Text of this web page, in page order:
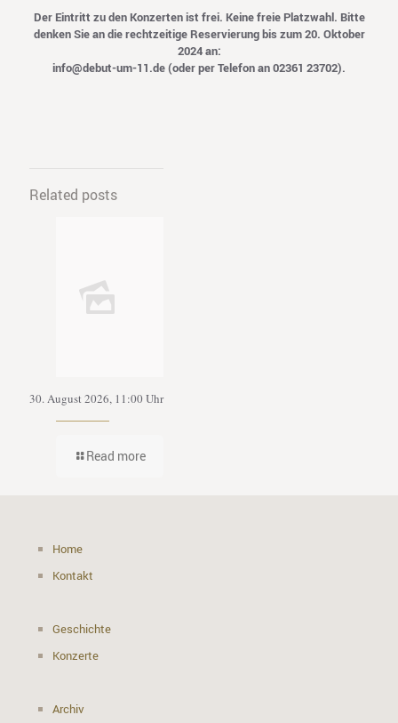
Der Eintritt zu den Konzerten ist frei. Keine freie Platzwahl. Bitte
denken Sie an die rechtzeitige Reservierung bis zum 20. Oktober
2024 an:
info@debut-um-11.de(oder per Telefon an 02361 23702).
Related posts
30. August 2026, 11:00 Uhr
Read more
Home
Kontakt
Geschichte
Konzerte
Archiv